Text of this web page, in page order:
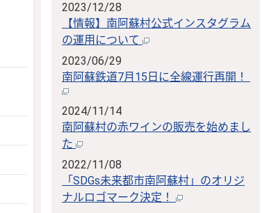
2023/12/28
【情報】南阿蘇村公式インスタグラム
の運用について
2023/06/29
南阿蘇鉄道7月15日に全線運行再開！
2024/11/14
南阿蘇村の赤ワインの販売を始めまし
た
2022/11/08
「SDGs未来都市南阿蘇村」のオリジ
ナルロゴマーク決定！